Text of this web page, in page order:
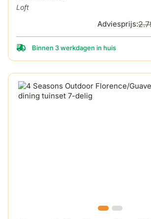
Loft
Adviesprijs:
Binnen 3 werkdagen in huis